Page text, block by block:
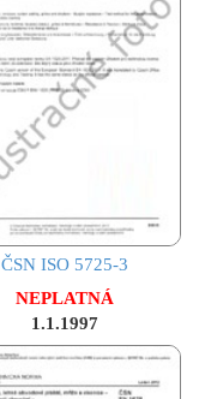
ČSN ISO 5725-3
NEPLATNÁ
1.1.1997